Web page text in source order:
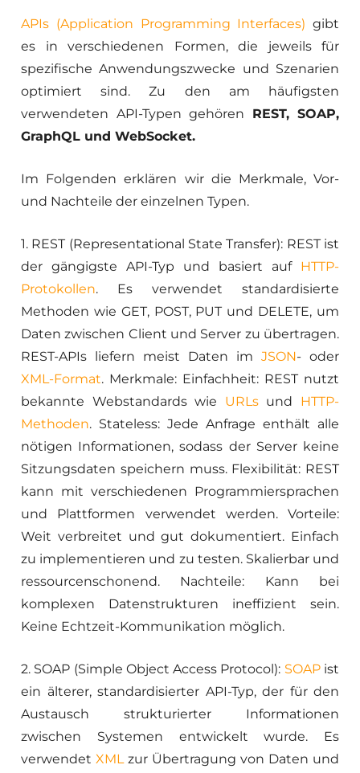
APIs (Application Programming Interfaces) gibt
es in verschiedenen Formen, die jeweils für
spezifische Anwendungszwecke und Szenarien
optimiert sind. Zu den am häufigsten
verwendeten API-Typen gehören REST, SOAP,
GraphQL und WebSocket.
Im Folgenden erklären wir die Merkmale, Vor-
und Nachteile der einzelnen Typen.
1. REST (Representational State Transfer): REST ist
der gängigste API-Typ und basiert auf HTTP-
Protokollen. Es verwendet standardisierte
Methoden wie GET, POST, PUT und DELETE, um
Daten zwischen Client und Server zu übertragen.
REST-APIs liefern meist Daten im JSON- oder
XML-Format. Merkmale: Einfachheit: REST nutzt
bekannte Webstandards wie URLsund HTTP-
Methoden. Stateless: Jede Anfrage enthält alle
nötigen Informationen, sodass der Server keine
Sitzungsdaten speichern muss. Flexibilität: REST
kann mit verschiedenen Programmiersprachen
und Plattformen verwendet werden. Vorteile:
Weit verbreitet und gut dokumentiert. Einfach
zu implementieren und zu testen. Skalierbar und
ressourcenschonend. Nachteile: Kann bei
komplexen Datenstrukturen ineffizient sein.
Keine Echtzeit-Kommunikation möglich.
2. SOAP (Simple Object Access Protocol): SOAPist
ein älterer, standardisierter API-Typ, der für den
Austausch strukturierter Informationen
zwischen Systemen entwickelt wurde. Es
verwendet XMLzur Übertragung von Daten und